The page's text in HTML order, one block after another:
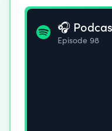
🎧
Episode 98